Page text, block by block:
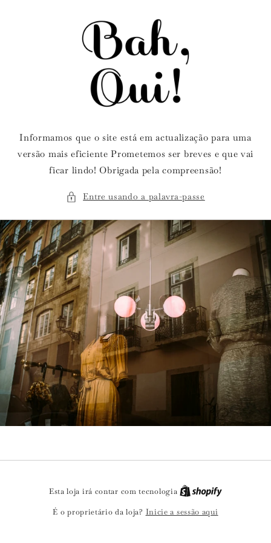
Informamos que o site está em actualização para uma
versão mais eficiente Prometemos ser breves e que vai
ficar lindo! Obrigada pela compreensão!
Entre usando a palavra-passe
Esta loja irá contar com tecnologia
É o proprietário da loja? Inicie a sessão aqui